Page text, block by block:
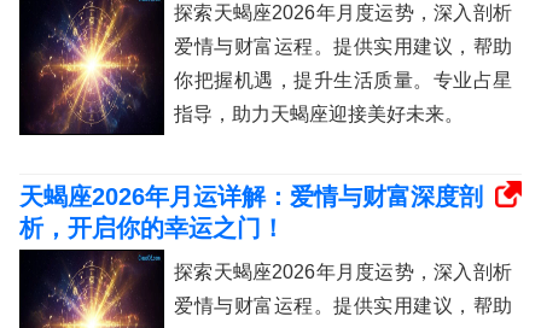
探索天蝎座2026年月度运势，深入剖析
爱情与财富运程。提供实用建议，帮助
你把握机遇，提升生活质量。专业占星
指导，助力天蝎座迎接美好未来。
天蝎座2026年月运详解：爱情与财富深度剖
析，开启你的幸运之门！
探索天蝎座2026年月度运势，深入剖析
爱情与财富运程。提供实用建议，帮助